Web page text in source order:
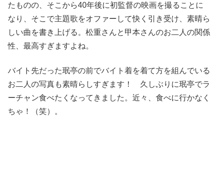
たものの、そこから40年後に初監督の映画を撮ることに
なり、そこで主題歌をオファーして快く引き受け、素晴ら
しい曲を書き上げる。松重さんと甲本さんのお二人の関係
性、最高すぎますよね。
バイト先だった珉亭の前でバイト着を着て方を組んでいる
お二人の写真も素晴らしすぎます！ 久しぶりに珉亭でラ
ーチャン食べたくなってきました。近々、食べに行かなく
ちゃ！（笑）。